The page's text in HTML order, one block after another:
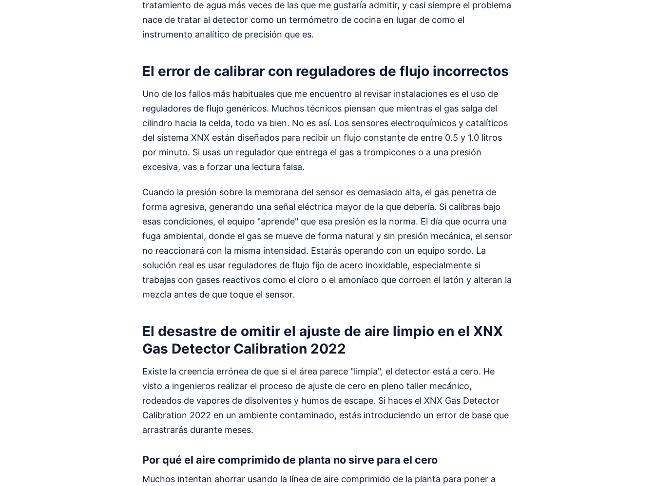
tratamiento de agua más veces de las que me gustaría admitir, y casi siempre el problema
nace de tratar al detector como un termómetro de cocina en lugar de como el
instrumento analítico de precisión que es.
El error de calibrar con reguladores de flujo incorrectos
Uno de los fallos más habituales que me encuentro al revisar instalaciones es el uso de
reguladores de flujo genéricos. Muchos técnicos piensan que mientras el gas salga del
cilindro hacia la celda, todo va bien. No es así. Los sensores electroquímicos y catalíticos
del sistema XNX están diseñados para recibir un flujo constante de entre 0.5 y 1.0 litros
por minuto. Si usas un regulador que entrega el gas a trompicones o a una presión
excesiva, vas a forzar una lectura falsa.
Cuando la presión sobre la membrana del sensor es demasiado alta, el gas penetra de
forma agresiva, generando una señal eléctrica mayor de la que debería. Si calibras bajo
esas condiciones, el equipo "aprende" que esa presión es la norma. El día que ocurra una
fuga ambiental, donde el gas se mueve de forma natural y sin presión mecánica, el sensor
no reaccionará con la misma intensidad. Estarás operando con un equipo sordo. La
solución real es usar reguladores de flujo fijo de acero inoxidable, especialmente si
trabajas con gases reactivos como el cloro o el amoníaco que corroen el latón y alteran la
mezcla antes de que toque el sensor.
El desastre de omitir el ajuste de aire limpio en el XNX
Gas Detector Calibration 2022
Existe la creencia errónea de que si el área parece "limpia", el detector está a cero. He
visto a ingenieros realizar el proceso de ajuste de cero en pleno taller mecánico,
rodeados de vapores de disolventes y humos de escape. Si haces el XNX Gas Detector
Calibration 2022 en un ambiente contaminado, estás introduciendo un error de base que
arrastrarás durante meses.
Por qué el aire comprimido de planta no sirve para el cero
Muchos intentan ahorrar usando la línea de aire comprimido de la planta para poner a